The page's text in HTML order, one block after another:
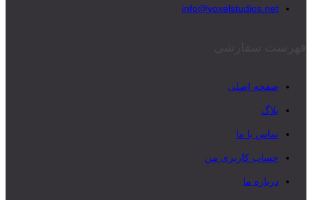
info@voxelstudios.net
صفحه اصلی
بلاگ
تماس با ما
حساب کاربری من
درباره ما